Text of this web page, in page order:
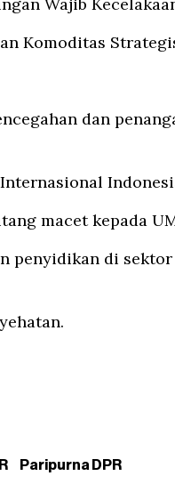
Wajib
Komoditas
dan
macet kepada
penyidikan di
Paripurna DPR